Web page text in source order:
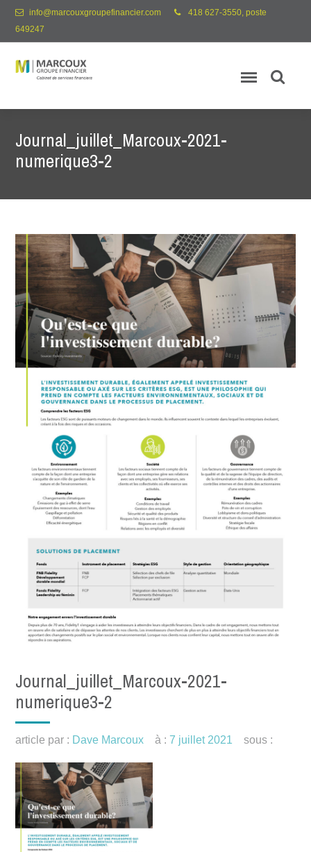
info@marcouxgroupefinancier.com
418 627-3550, poste
649247
Journal_juillet_Marcoux-2021-
numerique3-2
Journal_juillet_Marcoux-2021-
numerique3-2
article par : Dave Marcoux à : 7 juillet 2021 sous :